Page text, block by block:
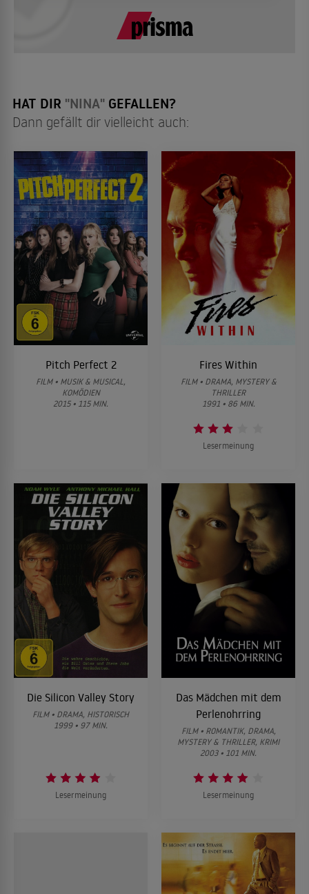
HAT DIR "NINA" GEFALLEN?
Dann gefällt dir vielleicht auch:
Pitch Perfect 2
FILM • MUSIK & MUSICAL,
KOMÖDIEN
2015 • 115 MIN.
Fires Within
FILM • DRAMA, MYSTERY &
THRILLER
1991 • 86 MIN.
Lesermeinung
Die Silicon Valley Story
FILM • DRAMA, HISTORISCH
1999 • 97 MIN.
Lesermeinung
Das Mädchen mit dem
Perlenohrring
FILM • ROMANTIK, DRAMA,
MYSTERY & THRILLER, KRIMI
2003 • 101 MIN.
Lesermeinung